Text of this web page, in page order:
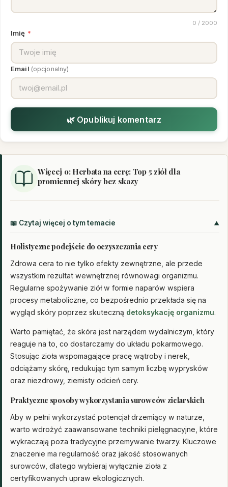
0 / 2000
Imię *
Email (opcjonalny)
🌿 Opublikuj komentarz
Więcej o: Herbata na cerę: Top 5 ziół dla
promiennej skóry bez skazy
📖 Czytaj więcej o tym temacie
Holistyczne podejście do oczyszczania cery
Zdrowa cera to nie tylko efekty zewnętrzne, ale przede
wszystkim rezultat wewnętrznej równowagi organizmu.
Regularne spożywanie ziół w formie naparów wspiera
procesy metaboliczne, co bezpośrednio przekłada się na
wygląd skóry poprzez skuteczną detoksykację organizmu.
Warto pamiętać, że skóra jest narządem wydalniczym, który
reaguje na to, co dostarczamy do układu pokarmowego.
Stosując zioła wspomagające pracę wątroby i nerek,
odciążamy skórę, redukując tym samym liczbę wyprysków
oraz niezdrowy, ziemisty odcień cery.
Praktyczne sposoby wykorzystania surowców zielarskich
Aby w pełni wykorzystać potencjał drzemiący w naturze,
warto wdrożyć zaawansowane techniki pielęgnacyjne, które
wykraczają poza tradycyjne przemywanie twarzy. Kluczowe
znaczenie ma regularność oraz jakość stosowanych
surowców, dlatego wybieraj wyłącznie zioła z
certyfikowanych upraw ekologicznych.